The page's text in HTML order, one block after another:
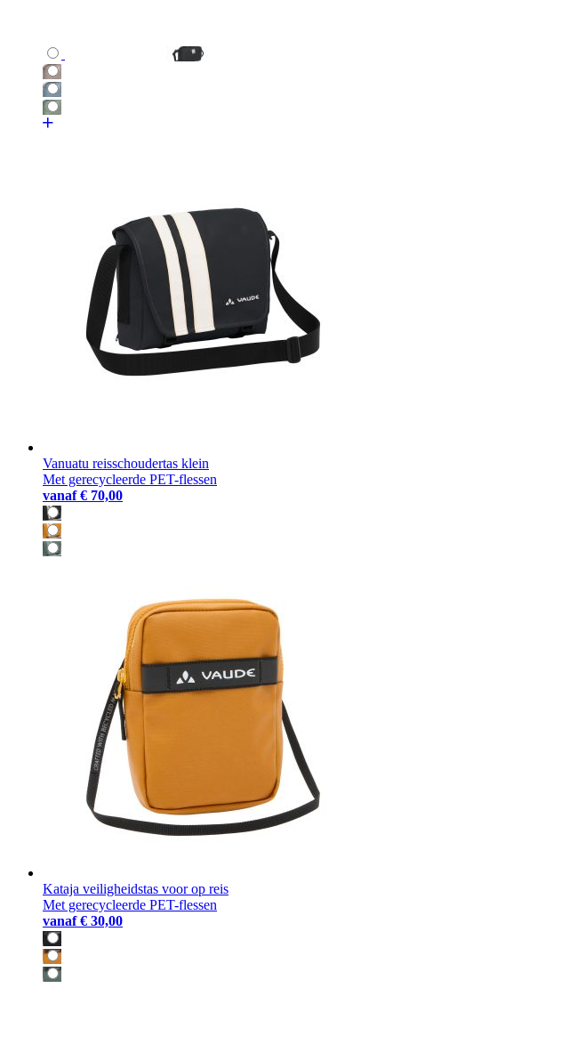
Vanuatu reisschoudertas klein
Met gerecycleerde PET-flessen
vanaf € 70,00
Kataja veiligheidstas voor op reis
Met gerecycleerde PET-flessen
vanaf € 30,00